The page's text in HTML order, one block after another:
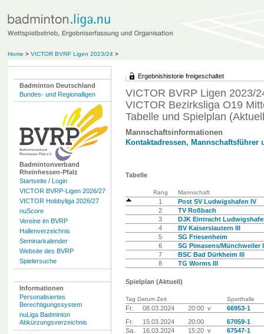
Home > VICTOR BVRP Ligen 2023/24 >
Badminton Deutschland
Bundes- und Regionalligen
Badmintonverband
Rheinhessen-Pfalz
Startseite / Login
VICTOR BVRP-Ligen 2026/27
VICTOR Hobbyliga 2026/27
nuScore
Vereine im BVRP
Hallenverzeichnis
Seminarkalender
Website des BVRP
Spielersuche
Informationen
Personalisiertes
Berechtigungssystem
nuLiga Badminton
Abkürzungsverzeichnis
Ergebnishistorie freigeschaltet
VICTOR BVRP Ligen 2023/
VICTOR Bezirksliga O19
Tabelle und Spielplan
Mannschaftsinformationen
Kontaktadressen, Mannschaftsführer
Tabelle
Rang Mannschaft
1
Post SV Ludwigshafen IV
2
TV Roßbach
3
DJK Eintracht
4
BV Kaiserslautern III
5
SG Friesenheim
6
SG Pimasens/Münchweiler
7
BSC Bad Dürkheim III
8
TG Worms III
Spielplan (Aktuell)
Tag Datum Zeit Sporthalle
Fr. 08.03.2024 20:00 v
66953-1
Fr.
15.03.2024 20:00
67059-1
Sa.
16.03.2024 15:20 v
67547-1